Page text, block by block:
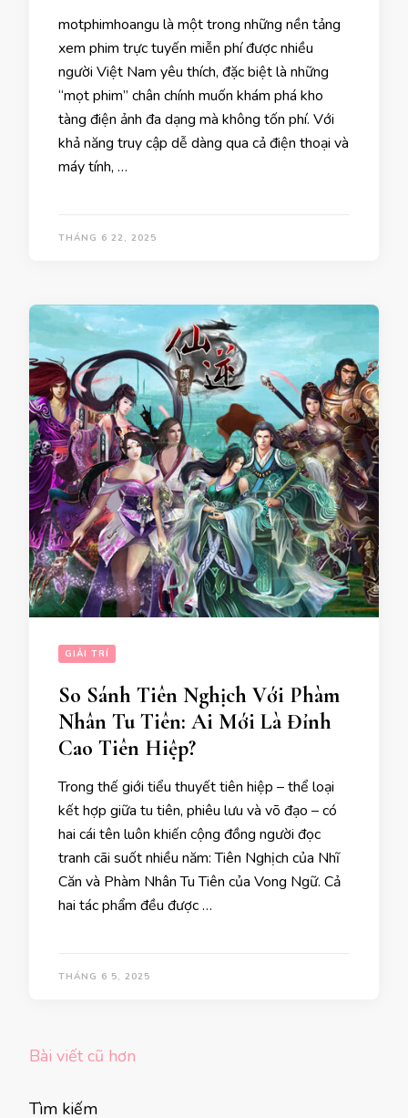
motphimhoangu là một trong những nền tảng
xem phim trực tuyến miễn phí được nhiều
người Việt Nam yêu thích, đặc biệt là những
“mọt phim” chân chính muốn khám phá kho
tàng điện ảnh đa dạng mà không tốn phí. Với
khả năng truy cập dễ dàng qua cả điện thoại và
máy tính, …
THÁNG 6 22, 2025
GIẢI TRÍ
So Sánh Tiên Nghịch Với Phàm
Nhân Tu Tiên: Ai Mới Là Đỉnh
Cao Tiên Hiệp?
Trong thế giới tiểu thuyết tiên hiệp – thể loại
kết hợp giữa tu tiên, phiêu lưu và võ đạo – có
hai cái tên luôn khiến cộng đồng người đọc
tranh cãi suốt nhiều năm: Tiên Nghịch của Nhĩ
Căn và Phàm Nhân Tu Tiên của Vong Ngữ. Cả
hai tác phẩm đều được …
THÁNG 6 5, 2025
Điều
bài
Bài viết cũ hơn
Tìm kiếm